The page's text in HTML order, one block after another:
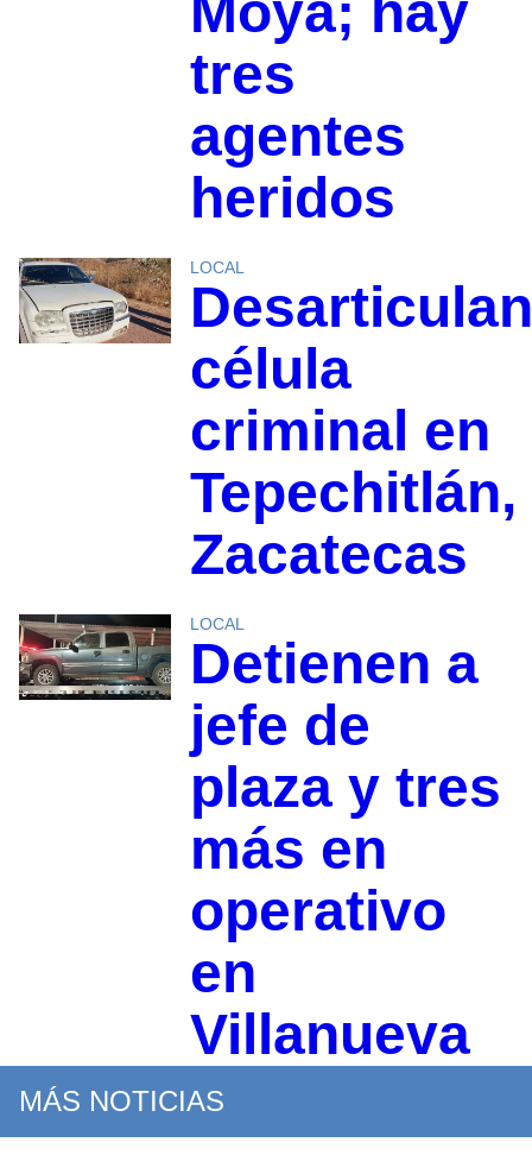
Moya; hay
tres
agentes
heridos
LOCAL
Desarticulan
célula
criminal en
Tepechitlán,
Zacatecas
LOCAL
Detienen a
jefe de
plaza y tres
más en
operativo
en
Villanueva
MÁS NOTICIAS